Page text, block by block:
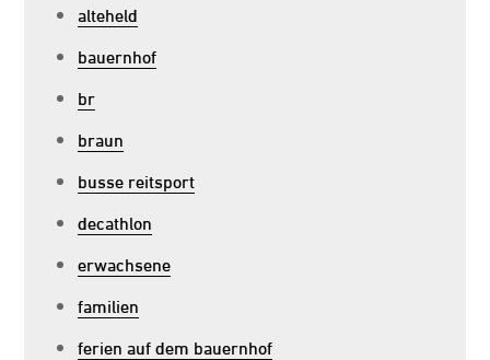
alteheld
bauernhof
br
braun
busse reitsport
decathlon
erwachsene
familien
ferien auf dem bauernhof